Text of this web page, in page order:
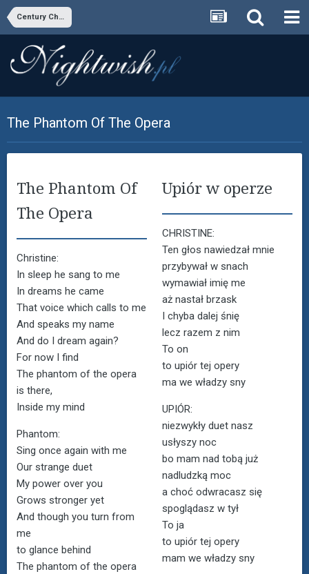
Century Child
The Phantom Of The Opera
The Phantom Of
The Opera
Christine:
In sleep he sang to me
In dreams he came
That voice which calls to me
And speaks my name
And do I dream again?
For now I find
The phantom of the opera
is there,
Inside my mind
Phantom:
Sing once again with me
Our strange duet
My power over you
Grows stronger yet
And though you turn from
me
to glance behind
The phantom of the opera
Upiór w operze
CHRISTINE:
Ten głos nawiedzał mnie
przybywał w snach
wymawiał imię me
aż nastał brzask
I chyba dalej śnię
lecz razem z nim
To on
to upiór tej opery
ma we władzy sny
UPIÓR:
niezwykły duet nasz
usłyszy noc
bo mam nad tobą już
nadludzką moc
a choć odwracasz się
spoglądasz w tył
To ja
to upiór tej opery
mam we władzy sny